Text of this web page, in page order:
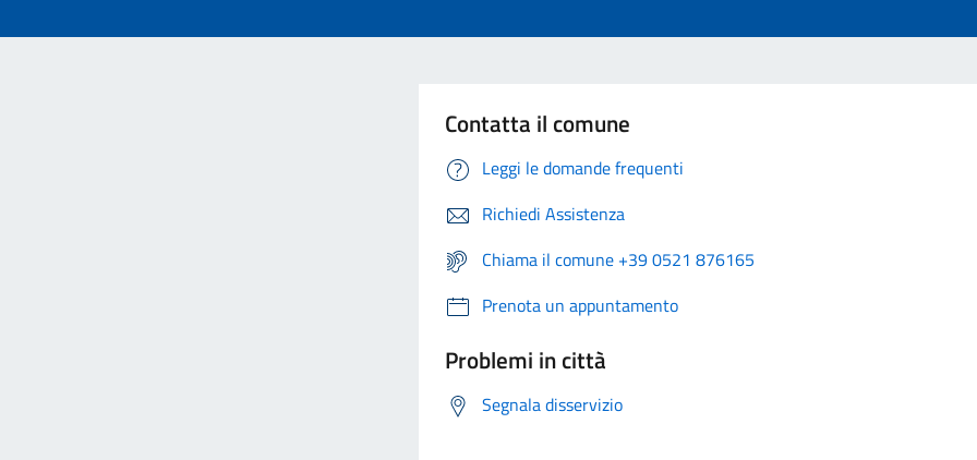
Contatta il comune
Leggi le domande frequenti
Richiedi Assistenza
Chiama il comune +39 0521 876165
Prenota un appuntamento
Problemi in città
Segnala disservizio